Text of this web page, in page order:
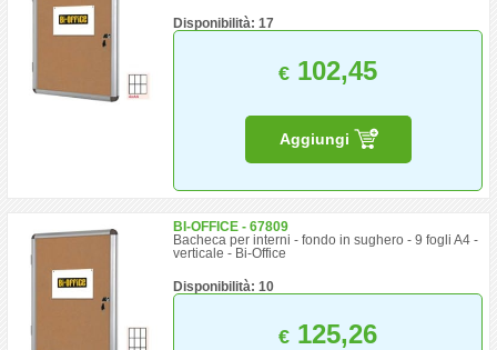
Disponibilità: 17
€ 102,45
Aggiungi
BI-OFFICE - 67809
Bacheca per interni - fondo in sughero - 9 fogli A4 -
verticale - Bi-Office
Disponibilità: 10
€ 125,26